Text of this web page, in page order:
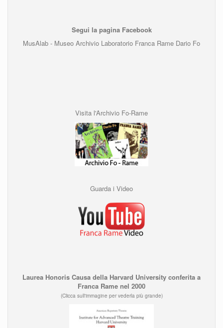
Segui la pagina Facebook
MusAlab - Museo Archivio Laboratorio Franca Rame Dario Fo
Visita l'Archivio Fo-Rame
Guarda i Video
Laurea Honoris Causa della Harvard University conferita a
Franca Rame nel 2000
(Clicca sull'immagine per vederla più grande)